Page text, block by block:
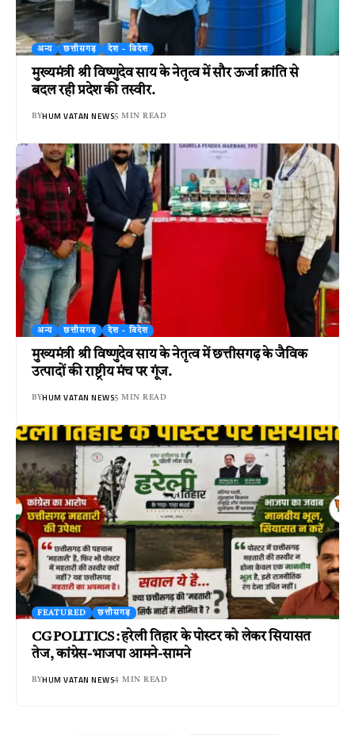
अन्य छत्तीसगढ़ देश - विदेश
मुख्यमंत्री श्री विष्णुदेव साय के नेतृत्व में सौर ऊर्जा क्रांति से
बदल रही प्रदेश की तस्वीर.
BYHUM VATAN NEWS5 MIN READ
अन्य छत्तीसगढ़ देश - विदेश
मुख्यमंत्री श्री विष्णुदेव साय के नेतृत्व में छत्तीसगढ़ के जैविक
उत्पादों की राष्ट्रीय मंच पर गूंज.
BYHUM VATAN NEWS5 MIN READ
FEATURED छत्तीसगढ़
CG POLITICS : हरेली तिहार के पोस्टर को लेकर सियासत
तेज, कांग्रेस-भाजपा आमने-सामने
BYHUM VATAN NEWS4 MIN READ